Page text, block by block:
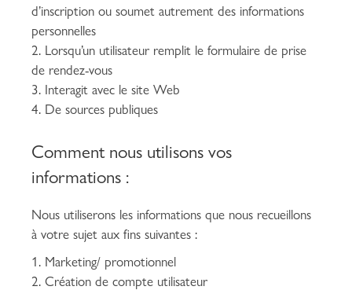
d’inscription ou soumet autrement des informations
personnelles
Lorsqu’un utilisateur remplit le formulaire de prise
de rendez-vous
Interagit avec le site Web
De sources publiques
Comment nous utilisons vos
informations :
Nous utiliserons les informations que nous recueillons
à votre sujet aux fins suivantes :
Marketing/ promotionnel
Création de compte utilisateur